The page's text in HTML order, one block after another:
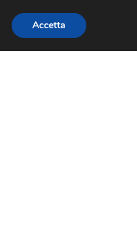
Accetta